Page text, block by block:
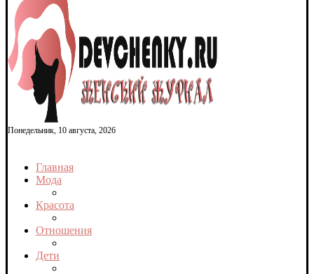
Понедельник, 10 августа, 2026
Главная
Мода
Красота
Отношения
Дети